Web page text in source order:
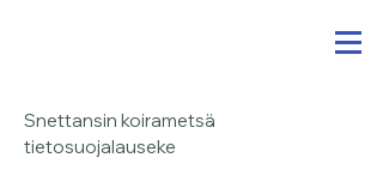
Snettansin koirametsä
tietosuojalauseke